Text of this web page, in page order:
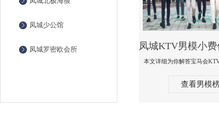
凤城少公馆
凤城罗密欧会所
查看男模